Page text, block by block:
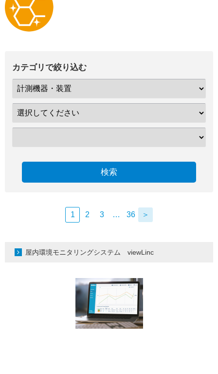
カテゴリで絞り込む
検索
1 2 3 … 36 ＞
屋内環境モニタリングシステム viewLinc